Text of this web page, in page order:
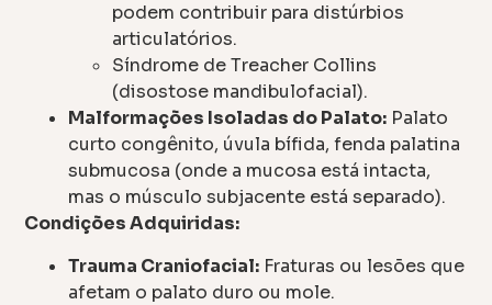
podem contribuir para distúrbios
articulatórios.
Síndrome de Treacher Collins
(disostose mandibulofacial).
Malformações Isoladas do Palato: Palato
curto congênito, úvula bífida, fenda palatina
submucosa (onde a mucosa está intacta,
mas o músculo subjacente está separado).
Condições Adquiridas:
Trauma Craniofacial: Fraturas ou lesões que
afetam o palato duro ou mole.